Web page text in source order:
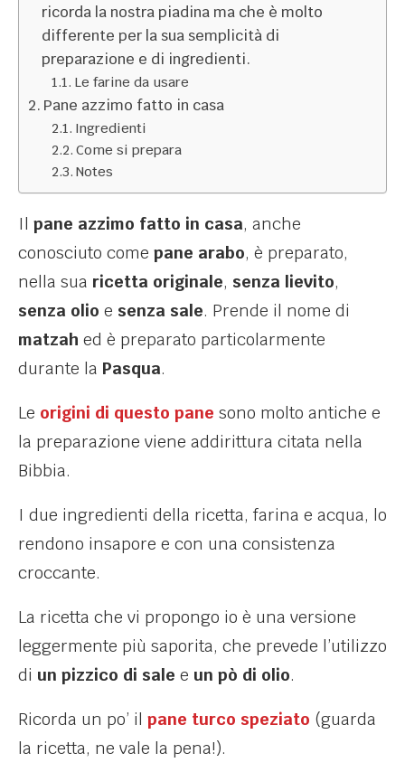
ricorda la nostra piadina ma che è molto
differente per la sua semplicità di
preparazione e di ingredienti.
Le farine da usare
Pane azzimo fatto in casa
Ingredienti
Come si prepara
Notes
Il pane azzimo fatto in casa, anche
conosciuto come pane arabo, è preparato,
nella sua ricetta originale, senza lievito,
senza olio e senza sale. Prende il nome di
matzah ed è preparato particolarmente
durante la Pasqua.
Le origini di questo pane sono molto antiche e
la preparazione viene addirittura citata nella
Bibbia.
I due ingredienti della ricetta, farina e acqua, lo
rendono insapore e con una consistenza
croccante.
La ricetta che vi propongo io è una versione
leggermente più saporita, che prevede l’utilizzo
di un pizzico di sale e un pò di olio.
Ricorda un po’ il pane turco speziato (guarda
la ricetta, ne vale la pena!).